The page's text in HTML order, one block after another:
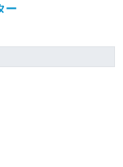
ー